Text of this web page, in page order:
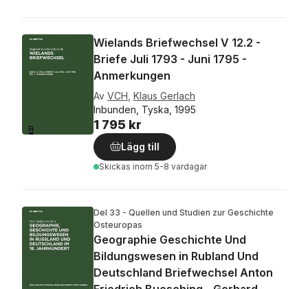
Wielands Briefwechsel V 12.2 -
Briefe Juli 1793 - Juni 1795 -
Anmerkungen
Av VCH Klaus Gerlach
Inbunden, Tyska, 1995
1 795 kr
Lägg till
Skickas inom 5-8 vardagar
Del 33 - Quellen und Studien zur Geschichte
Osteuropas
Geographie Geschichte Und
Bildungswesen in Rubland Und
Deutschland Briefwechsel Anton